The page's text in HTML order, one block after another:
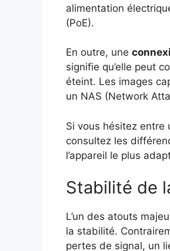
alimentation
(PoE).
En outre, une
signifie qu’elle peut
éteint. Les images
un NAS (Network
Si vous hésitez entre
consultez les
l’appareil le plus
Stabilité de
L’un des atouts
la stabilité.
pertes de signal, un